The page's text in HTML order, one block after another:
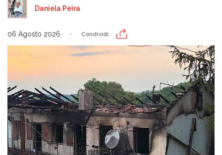
Daniela Peira
06 Agosto 2026 Condividi